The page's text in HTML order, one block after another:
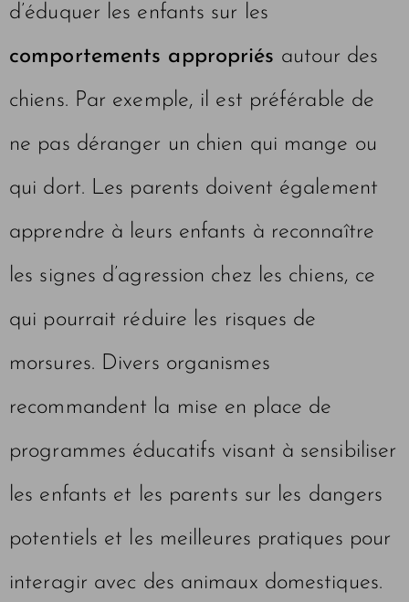
d’éduquer les enfants sur les
comportements appropriés autour des
chiens. Par exemple, il est préférable de
ne pas déranger un chien qui mange ou
qui dort. Les parents doivent également
apprendre à leurs enfants à reconnaître
les signes d’agression chez les chiens, ce
qui pourrait réduire les risques de
morsures. Divers organismes
recommandent la mise en place de
programmes éducatifs visant à sensibiliser
les enfants et les parents sur les dangers
potentiels et les meilleures pratiques pour
interagir avec des animaux domestiques.